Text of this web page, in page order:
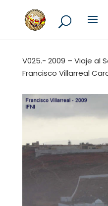
V025.- 2009 – Viaje al
Francisco Villarreal